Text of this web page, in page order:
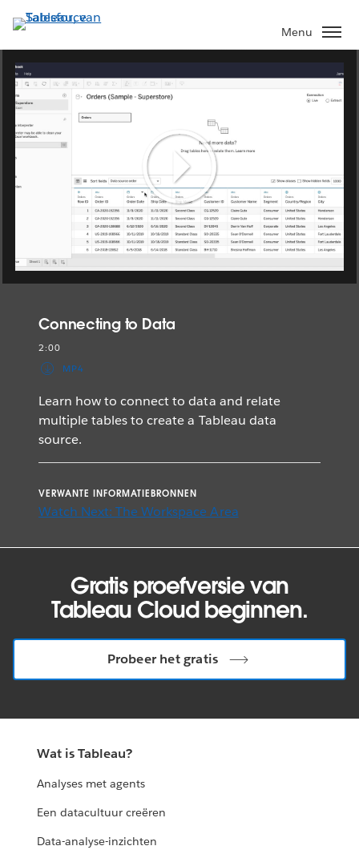
Verder
naar
hoofdinhoud
Menu
Play
Video
Connecting to Data
2:00
MP4
Learn how to connect to data and relate
multiple tables to create a Tableau data
source.
VERWANTE INFORMATIEBRONNEN
Watch Next: The Workspace Area
Gratis proefversie van
Tableau Cloud beginnen.
Probeer het gratis
Wat is Tableau?
Analyses met agents
Een datacultuur creëren
Data-analyse-inzichten